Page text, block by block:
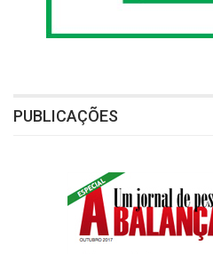
PUBLICAÇÕES